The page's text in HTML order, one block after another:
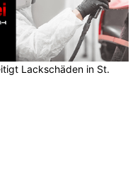
Lackschäden in St.